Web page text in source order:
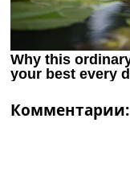
Комментарии: